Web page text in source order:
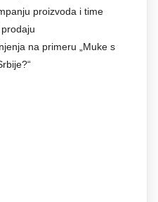
proizvoda i time
na primeru „Muke s